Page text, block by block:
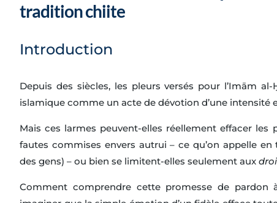
tradition chiite
Introduction
Depuis des siècles, les pleurs versés pour l’Imām
islamique comme un acte de dévotion d’une intensité
Mais ces larmes peuvent-elles réellement effacer les
fautes commises envers autrui – ce qu’on appelle
des gens) – ou bien se limitent-elles seulement aux
Comment comprendre cette promesse de